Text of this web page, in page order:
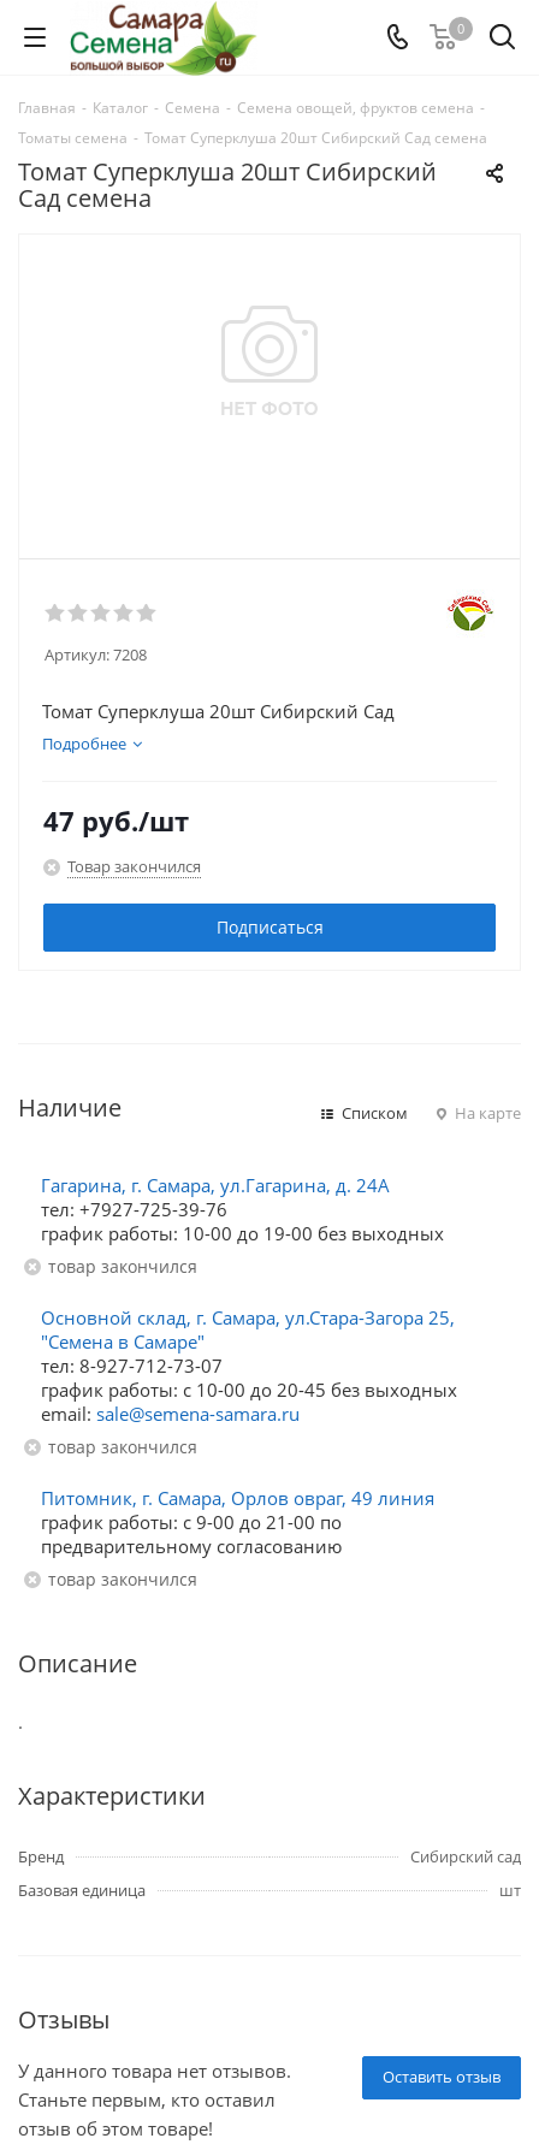
0
Главная - Каталог - Семена - Семена овощей, фруктов семена -
Томаты семена - Томат Суперклуша 20шт Сибирский Сад семена
Томат Суперклуша 20шт Сибирский
Сад семена
Артикул:7208
Томат Суперклуша 20шт Сибирский Сад
Подробнее
47 руб./шт
Товар закончился
Подписаться
Наличие Списком На карте
Гагарина, г. Самара, ул.Гагарина, д. 24А
тел: +7927-725-39-76
график работы: 10-00 до 19-00 без выходных
Товар закончился
Основной склад, г. Самара, ул.Стара-Загора 25,
"Семена в Самаре"
тел: 8-927-712-73-07
график работы: с 10-00 до 20-45 без выходных
email: sale@semena-samara.ru
Товар закончился
Питомник, г. Самара, Орлов овраг, 49 линия
график работы: с 9-00 до 21-00 по
предварительному согласованию
Товар закончился
Описание
.
Характеристики
Бренд
Сибирский сад
Базовая единица
шт
Отзывы
Оставить отзыв
У данного товара нет отзывов.
Станьте первым, кто оставил
отзыв об этом товаре!